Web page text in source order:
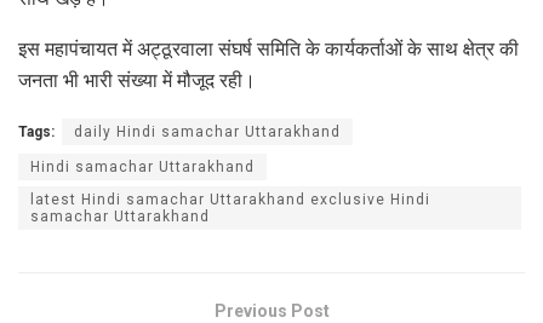
इस महापंचायत में अट्ठूरवाला संघर्ष समिति के कार्यकर्ताओं के साथ क्षेत्र की
जनता भी भारी संख्या में मौजूद रही।
Tags: daily Hindi samachar Uttarakhand
Hindi samachar Uttarakhand
latest Hindi samachar Uttarakhand exclusive Hindi
samachar Uttarakhand
Previous Post